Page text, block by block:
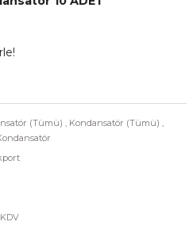
(Tümü) , Kondansatör (Tümü) ,